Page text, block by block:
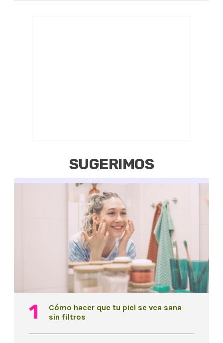
SUGERIMOS
Cómo hacer que tu piel se vea sana
sin filtros